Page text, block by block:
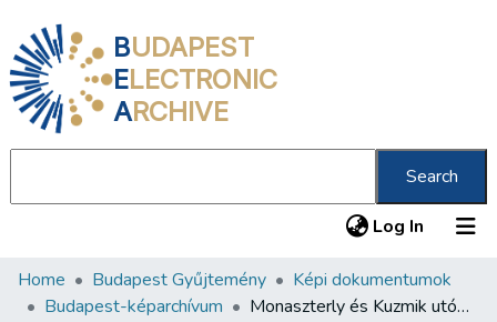
BUDAPEST
ELECTRONIC
ARCHIVE
Search
Log In (current)
Communities & Collections
Home Budapest Gyűjtemény
Képi dokumentumok
Budapest-képarchívum
Monaszterly és Kuzmik utódai Váci-utczai üzlete